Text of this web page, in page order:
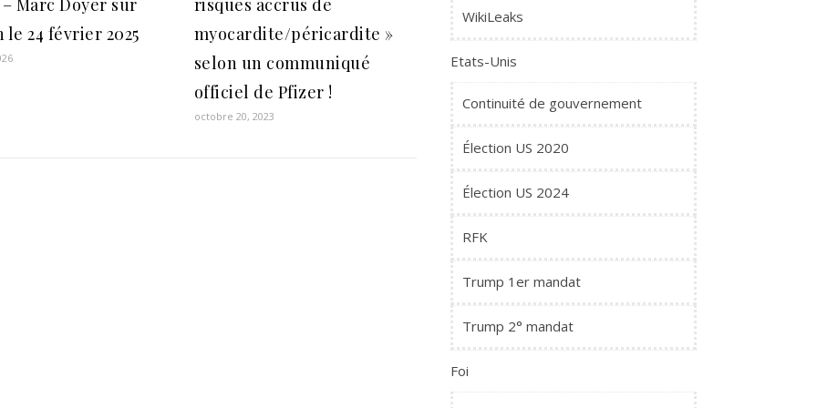
Marc Doyer sur
le 24 février 2025
risques accrus de
myocardite/péricardite »
selon un communiqué
officiel de Pfizer !
octobre 20, 2023
WikiLeaks
Etats-Unis
Continuité de gouvernement
Élection US 2020
Élection US 2024
RFK
Trump 1er mandat
Trump 2° mandat
Foi